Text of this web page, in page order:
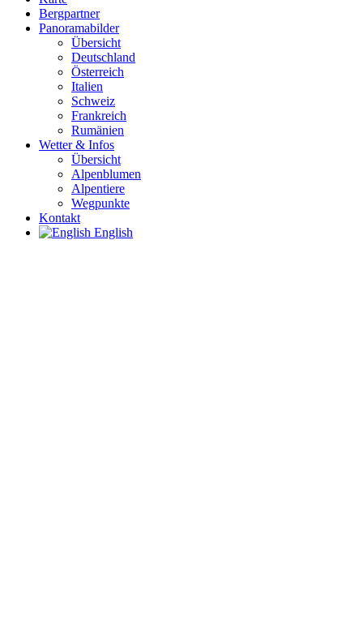
Bergpartner
Panoramabilder
Übersicht
Deutschland
Österreich
Italien
Schweiz
Frankreich
Rumänien
Wetter & Infos
Übersicht
Alpenblumen
Alpentiere
Wegpunkte
Kontakt
English